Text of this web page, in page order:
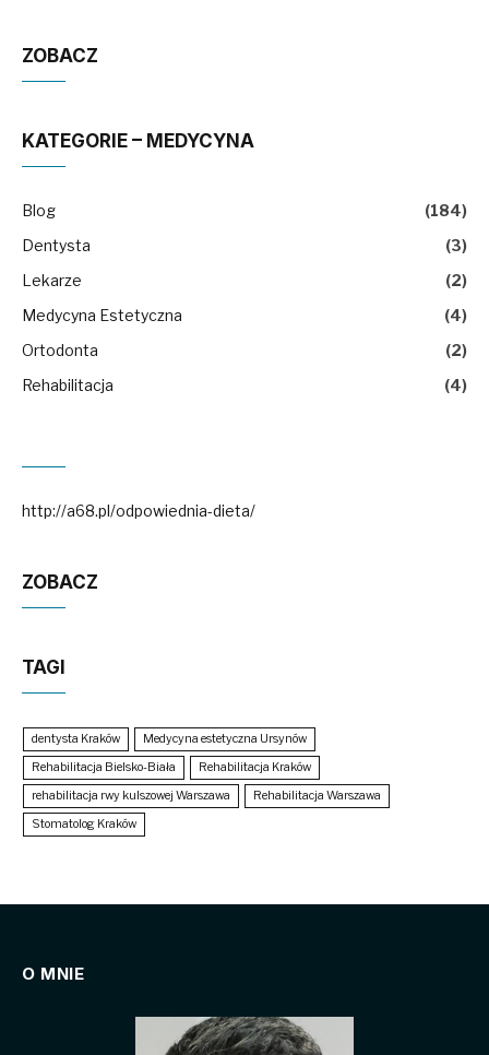
ZOBACZ
KATEGORIE – MEDYCYNA
Blog
(184)
Dentysta
(3)
Lekarze
(2)
Medycyna Estetyczna
(4)
Ortodonta
(2)
Rehabilitacja
(4)
http://a68.pl/odpowiednia-dieta/
ZOBACZ
TAGI
dentysta Kraków
Medycyna estetyczna Ursynów
Rehabilitacja Bielsko-Biała
Rehabilitacja Kraków
rehabilitacja rwy kulszowej Warszawa
Rehabilitacja Warszawa
Stomatolog Kraków
O MNIE